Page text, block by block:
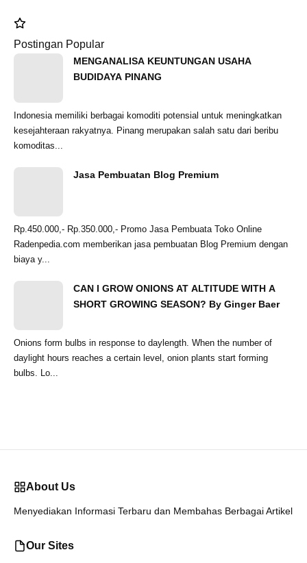
Postingan Popular
MENGANALISA KEUNTUNGAN USAHA
BUDIDAYA PINANG
Indonesia memiliki berbagai komoditi potensial untuk meningkatkan
kesejahteraan rakyatnya. Pinang merupakan salah satu dari beribu
komoditas...
Jasa Pembuatan Blog Premium
Rp.450.000,- Rp.350.000,- Promo Jasa Pembuata Toko Online
Radenpedia.com memberikan jasa pembuatan Blog Premium dengan
biaya y...
CAN I GROW ONIONS AT ALTITUDE WITH A
SHORT GROWING SEASON? By Ginger Baer
Onions form bulbs in response to daylength. When the number of
daylight hours reaches a certain level, onion plants start forming
bulbs. Lo...
About Us
Menyediakan Informasi Terbaru dan Membahas Berbagai Artikel
Our Sites